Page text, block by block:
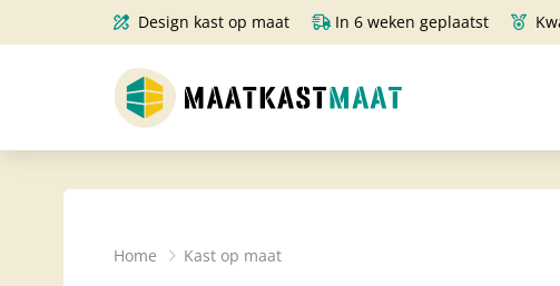
Home Kast op maat
Design kast op maat In 6 weken geplaatst